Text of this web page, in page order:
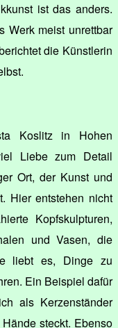
ist das anders.
Werk meist unrettbar
die Künstlerin
Koslitz in Hohen
Liebe zum Detail
Ort, der Kunst und
Hier entstehen nicht
Kopfskulpturen,
und Vasen, die
liebt es, Dinge zu
Ein Beispiel dafür
als Kerzenständer
steckt. Ebenso